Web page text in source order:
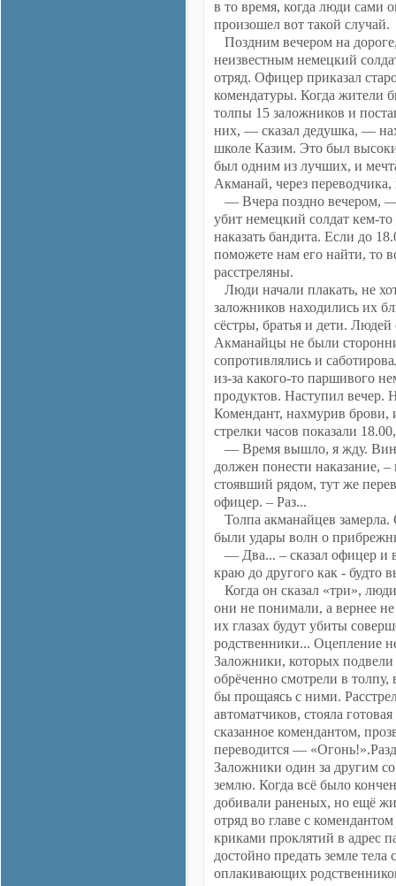
в то время, когда люди
произошел вот такой случай.
Поздним вечером на
неизвестным немецкий
отряд. Офицер приказал
комендатуры. Когда жители
толпы 15 заложников и
них, — сказал дедушка, —
школе Казим. Это был
был одним из лучших, и
Акманай, через
— Вчера поздно вечером,
убит немецкий солдат кем-
наказать бандита. Если до
поможете нам его найти, то
расстреляны.
Люди начали плакать, не
заложников находились их
сёстры, братья и дети.
Акманайцы не были
сопротивлялись и
из-за какого-то паршивого
продуктов. Наступил вечер.
Комендант, нахмурив брови,
стрелки часов показали
— Время вышло, я жду.
должен понести наказание, –
стоявший рядом, тут же
офицер. – Раз...
Толпа акманайцев
были удары волн о
— Два... – сказал офицер и
краю до другого как -
Когда он сказал «три»,
они не понимали, а вернее
их глазах будут убиты
родственники... Оцепление
Заложники, которых подвели
обрёченно смотрели в
бы прощаясь с ними.
автоматчиков, стояла
сказанное комендантом,
переводится —
Заложники один за другим
землю. Когда всё было
добивали раненых, но ещё
отряд во главе с
криками проклятий в адрес
достойно предать земле
оплакивающих